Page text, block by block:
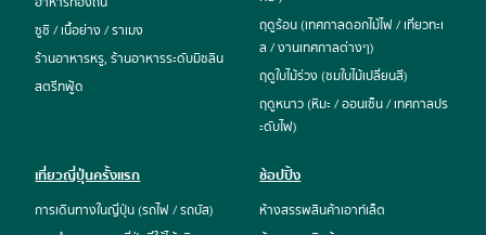
ซูชิ / เนื้อย่าง / ราเมง
ร้านอาหารหรู, ร้านอาหารระดับมิชลิน
สตรีทฟู้ด
ฤดูร้อน (เทศกาลดอกไม้ไฟ / เที่ยวทะเ
ล / งานเทศกาลต่างๆ)
ฤดูใบไม้ร่วง (ชมใบไม้เปลี่ยนสี)
ฤดูหนาว (หิมะ / ออนเซ็น / เทศกาลปร
ะดับไฟ)
เที่ยวญี่ปุ่นครั้งแรก
การเดินทางในญี่ปุ่น (รถไฟ / รถบัส)
ช้อปปิ้ง
ห้างสรรพสินค้าเอาท์เล็ต